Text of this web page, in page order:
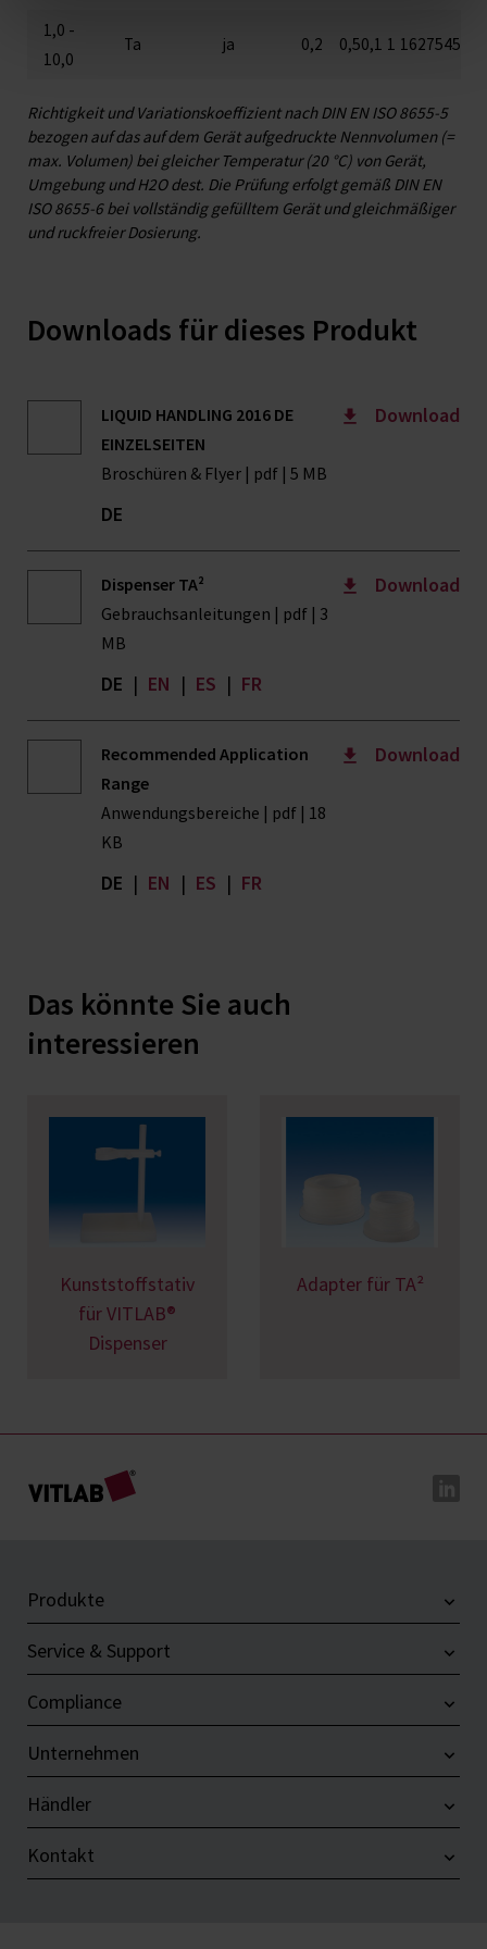
1,0 -
10,0
Ta ja 0,2 0,50,1 1 1627545
Richtigkeit und Variationskoeffizient nach DIN EN ISO 8655-5
bezogen auf das auf dem Gerät aufgedruckte Nennvolumen (=
max. Volumen) bei gleicher Temperatur (20 °C) von Gerät,
Umgebung und H2O dest. Die Prüfung erfolgt gemäß DIN EN
ISO 8655-6 bei vollständig gefülltem Gerät und gleichmäßiger
und ruckfreier Dosierung.
Downloads für dieses Produkt
LIQUID HANDLING 2016 DE
EINZELSEITEN
Broschüren & Flyer | pdf | 5 MB
DE
Download
Dispenser TA²
Gebrauchsanleitungen | pdf | 3
MB
DE | EN | ES | FR
Download
Recommended Application
Range
Anwendungsbereiche | pdf | 18
KB
DE | EN | ES | FR
Download
Das könnte Sie auch
interessieren
Kunststoffstativ
für VITLAB®
Dispenser
Adapter für TA²
Produkte
Service & Support
Compliance
Unternehmen
Händler
Kontakt